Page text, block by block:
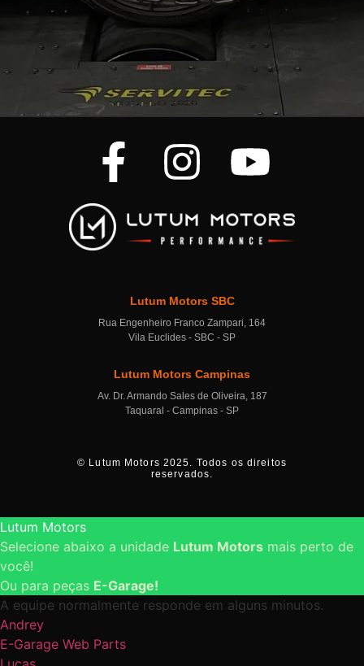
Lutum Motors SBC
Rua Engenheiro Franco Zampari, 164
Vila Euclides - SBC - SP
Lutum Motors Campinas
Av. Dr. Armando Sales de Oliveira, 187
Taquaral - Campinas - SP
© Lutum Motors 2025. Todos os direitos
reservados.
Lutum Motors
Selecione abaixo a unidade Lutum Motors mais perto de
você!
Ou para peças E-Garage!
A equipe normalmente responde em alguns minutos.
Andrey
E-Garage Web Parts